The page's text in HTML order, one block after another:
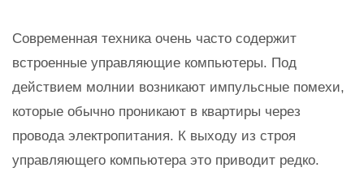
Современная техника очень часто содержит
встроенные управляющие компьютеры. Под
действием молнии возникают импульсные помехи,
которые обычно проникают в квартиры через
провода электропитания. К выходу из строя
управляющего компьютера это приводит редко.